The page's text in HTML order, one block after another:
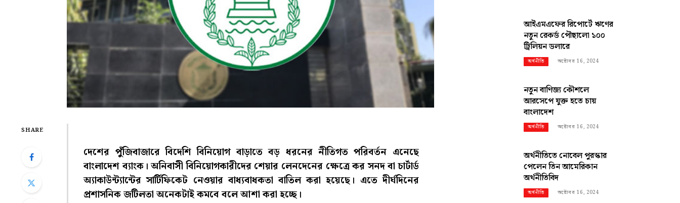
SHARE
দেশের পুঁজিবাজারে বিদেশি বিনিয়োগ বাড়াতে বড় ধরনের নীতিগত পরিবর্তন এনেছে
বাংলাদেশ ব্যাংক। অনিবাসী বিনিয়োগকারীদের শেয়ার লেনদেনের ক্ষেত্রে কর সনদ বা চার্টার্ড
অ্যাকাউন্ট্যান্টের সার্টিফিকেট নেওয়ার বাধ্যবাধকতা বাতিল করা হয়েছে। এতে দীর্ঘদিনের
প্রশাসনিক জটিলতা অনেকটাই কমবে বলে আশা করা হচ্ছে।
আইএমএফের রিপোর্টে ঋণের
নতুন রেকর্ড পৌছালো ১০০
ট্রিলিয়ন ডলারে
অর্থনীতি অক্টোবর 16, 2024
নতুন বাণিজ্য কৌশলে
আরসেপে যুক্ত হতে চায়
বাংলাদেশ
অর্থনীতি অক্টোবর 16, 2024
অর্থনীতিতে নোবেল পুরস্কার
পেলেন তিন আমেরিকান
অর্থনীতিবিদ
অর্থনীতি অক্টোবর 16, 2024